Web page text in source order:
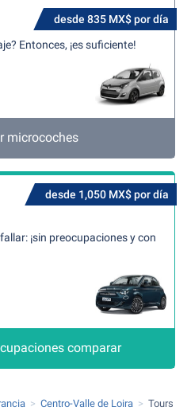
desde 835 MX$ por día
Entonces, ¡es suficiente!
microcoches
desde 1,050 MX$ por día
¡sin preocupaciones y con
comparar
Centro-Valle de Loira Tours